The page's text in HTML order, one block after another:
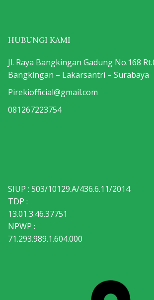
HUBUNGI KAMI
Jl. Raya Bangkingan Gadung No.168
Bangkingan – Lakarsantri – Surabaya
Pirekiofficial@gmail.com
081267223754
SIUP : 503/10129.A/436.6.11/2014
TDP :
13.01.3.46.37751
NPWP :
71.293.989.1.604.000